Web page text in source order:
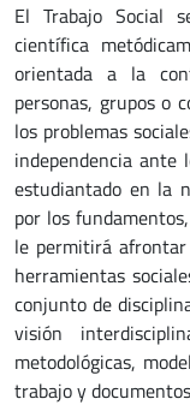
El Trabajo Social
científica
orientada a la
personas, grupos o
los problemas
independencia ante
estudiantado en la
por los
le permitirá
herramientas
conjunto de
visión
metodológicas,
trabajo y